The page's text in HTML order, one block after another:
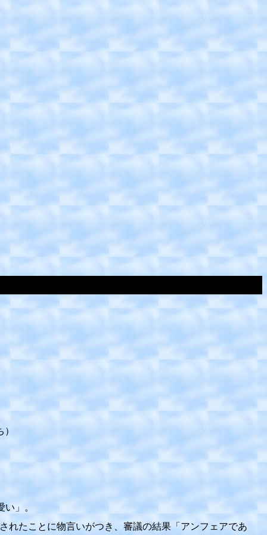
」。
れたことに物言いがつき、審議の結果「アンフェアであ